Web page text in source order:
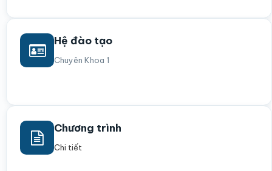
Hệ đào tạo
Chuyên Khoa 1
Chương trình
Chi tiết